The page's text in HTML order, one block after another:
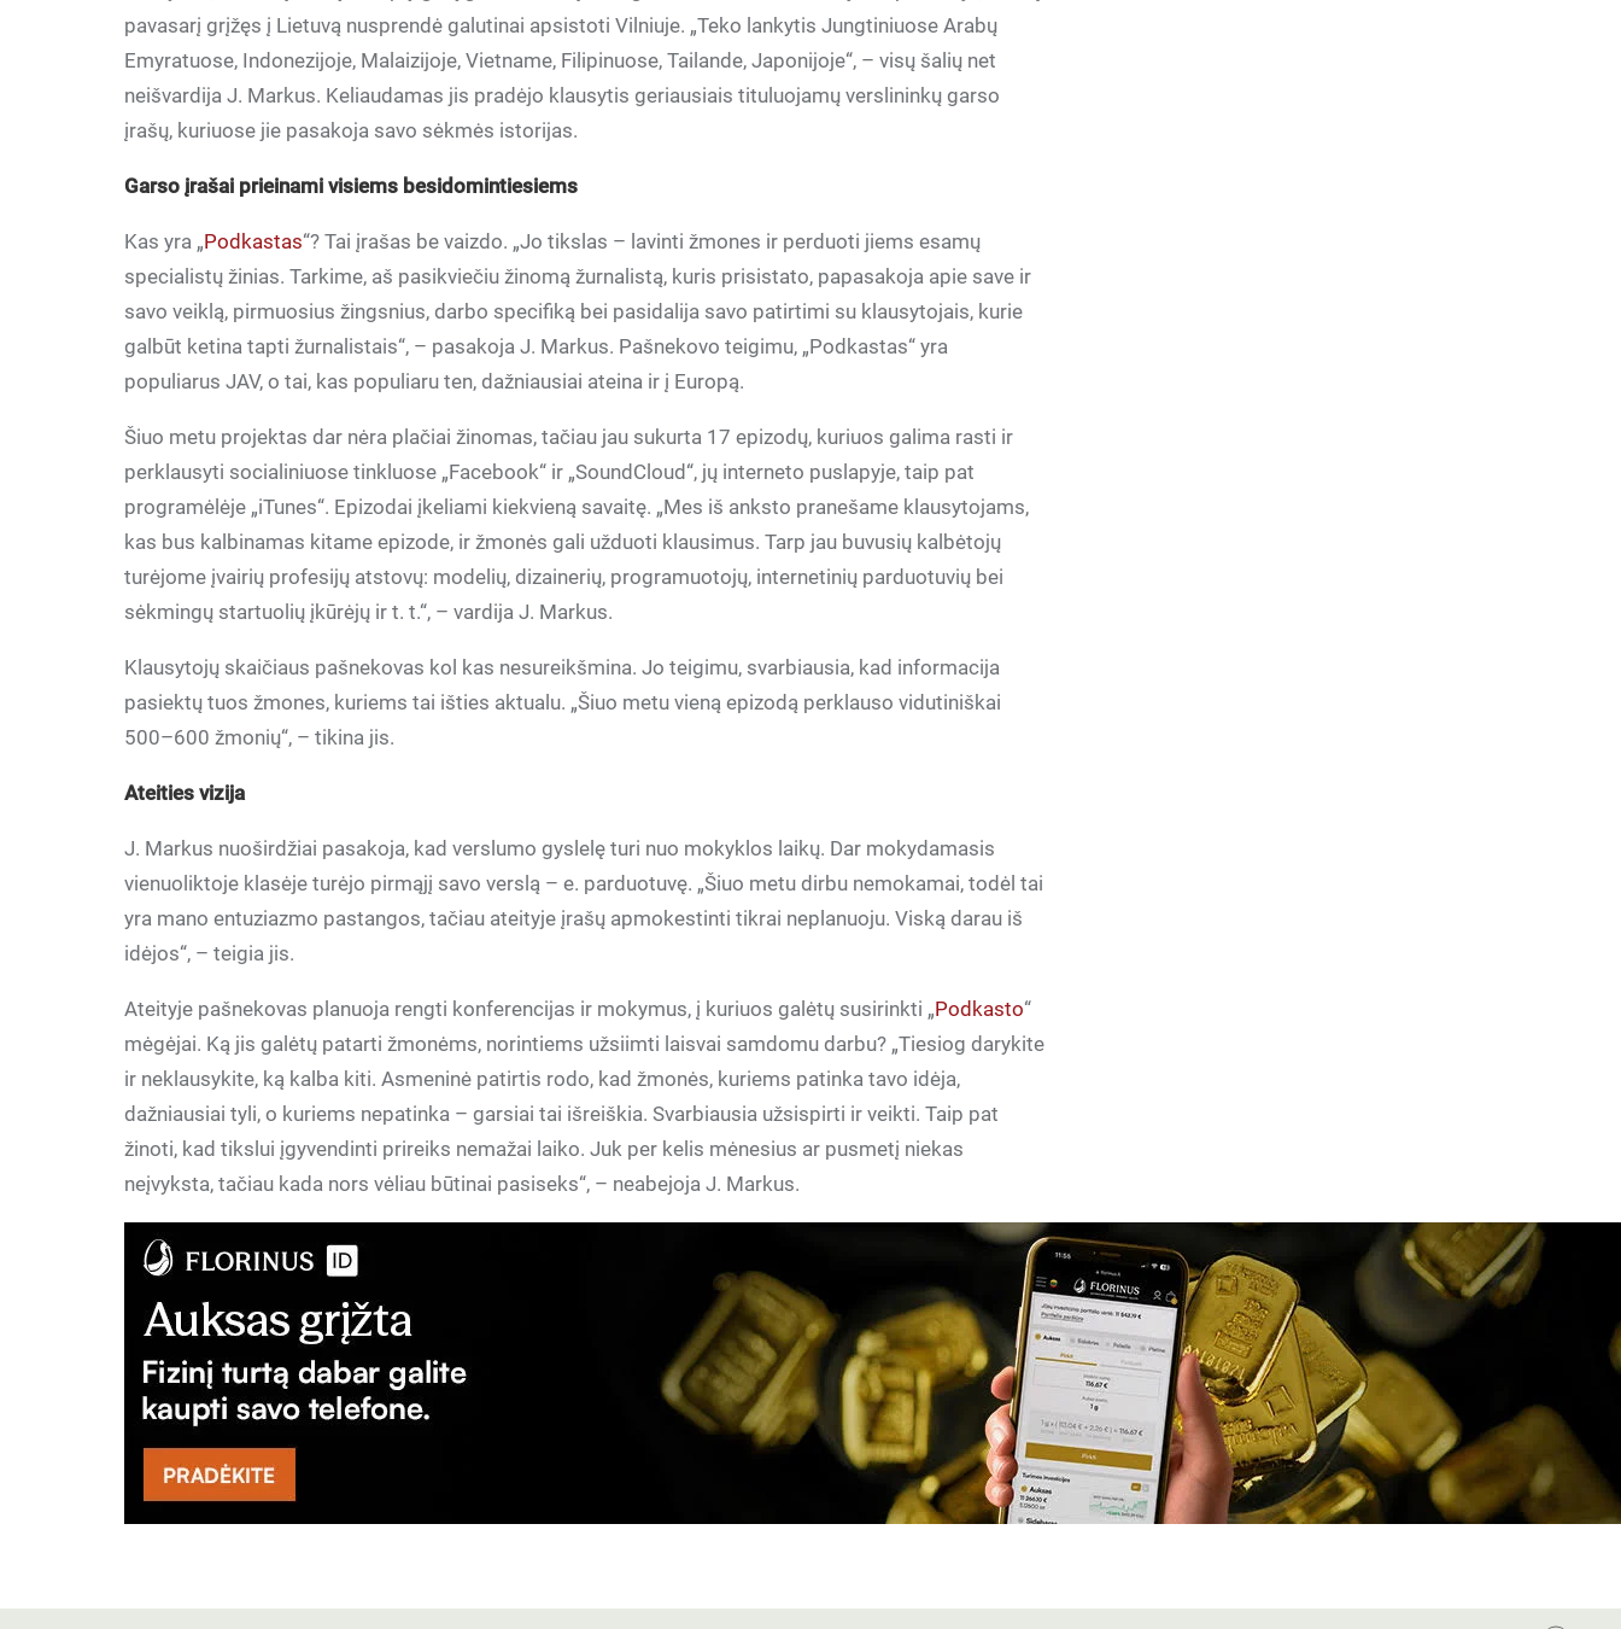
pavasarį grįžęs į Lietuvą nusprendė galutinai apsistoti Vilniuje. „Teko lankytis Jungtiniuose Arabų
Emyratuose, Indonezijoje, Malaizijoje, Vietname, Filipinuose, Tailande, Japonijoje“, – visų šalių net
neišvardija J. Markus. Keliaudamas jis pradėjo klausytis geriausiais tituluojamų verslininkų garso
įrašų, kuriuose jie pasakoja savo sėkmės istorijas.
Garso įrašai prieinami visiems besidomintiesiems
Kas yra „Podkastas“? Tai įrašas be vaizdo. „Jo tikslas – lavinti žmones ir perduoti jiems esamų
specialistų žinias. Tarkime, aš pasikviečiu žinomą žurnalistą, kuris prisistato, papasakoja apie save ir
savo veiklą, pirmuosius žingsnius, darbo specifiką bei pasidalija savo patirtimi su klausytojais, kurie
galbūt ketina tapti žurnalistais“, – pasakoja J. Markus. Pašnekovo teigimu, „Podkastas“ yra
populiarus JAV, o tai, kas populiaru ten, dažniausiai ateina ir į Europą.
Šiuo metu projektas dar nėra plačiai žinomas, tačiau jau sukurta 17 epizodų, kuriuos galima rasti ir
perklausyti socialiniuose tinkluose „Facebook“ ir „SoundCloud“, jų interneto puslapyje, taip pat
programėlėje „iTunes“. Epizodai įkeliami kiekvieną savaitę. „Mes iš anksto pranešame klausytojams,
kas bus kalbinamas kitame epizode, ir žmonės gali užduoti klausimus. Tarp jau buvusių kalbėtojų
turėjome įvairių profesijų atstovų: modelių, dizainerių, programuotojų, internetinių parduotuvių bei
sėkmingų startuolių įkūrėjų ir t. t.“, – vardija J. Markus.
Klausytojų skaičiaus pašnekovas kol kas nesureikšmina. Jo teigimu, svarbiausia, kad informacija
pasiektų tuos žmones, kuriems tai išties aktualu. „Šiuo metu vieną epizodą perklauso vidutiniškai
500–600 žmonių“, – tikina jis.
Ateities vizija
J. Markus nuoširdžiai pasakoja, kad verslumo gyslelę turi nuo mokyklos laikų. Dar mokydamasis
vienuoliktoje klasėje turėjo pirmąjį savo verslą – e. parduotuvę. „Šiuo metu dirbu nemokamai, todėl tai
yra mano entuziazmo pastangos, tačiau ateityje įrašų apmokestinti tikrai neplanuoju. Viską darau iš
idėjos“, – teigia jis.
Ateityje pašnekovas planuoja rengti konferencijas ir mokymus, į kuriuos galėtų susirinkti „Podkasto“
mėgėjai. Ką jis galėtų patarti žmonėms, norintiems užsiimti laisvai samdomu darbu? „Tiesiog darykite
ir neklausykite, ką kalba kiti. Asmeninė patirtis rodo, kad žmonės, kuriems patinka tavo idėja,
dažniausiai tyli, o kuriems nepatinka – garsiai tai išreiškia. Svarbiausia užsispirti ir veikti. Taip pat
žinoti, kad tikslui įgyvendinti prireiks nemažai laiko. Juk per kelis mėnesius ar pusmetį niekas
neįvyksta, tačiau kada nors vėliau būtinai pasiseks“, – neabejoja J. Markus.